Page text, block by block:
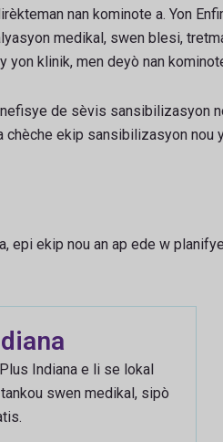
nan kominote a. Yon
medikal, swen blesi,
klinik, men deyò nan
de sèvis sansibilizasyon
ekip sansibilizasyon nou
epi ekip nou an ap ede w
Indiana e li se lokal
swen medikal, sipò